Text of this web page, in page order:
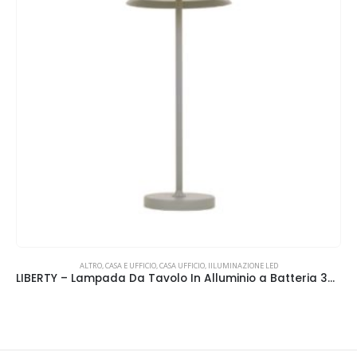
,CASA UFFICIO ,IILUMINAZIONE LED,PROIETTORI E FARETTI
Lampada SMART GU10, 375Lm di luce bianca dinamica Tricolor+RGB, controllabile da Smartphone e da Alexa/Google Home